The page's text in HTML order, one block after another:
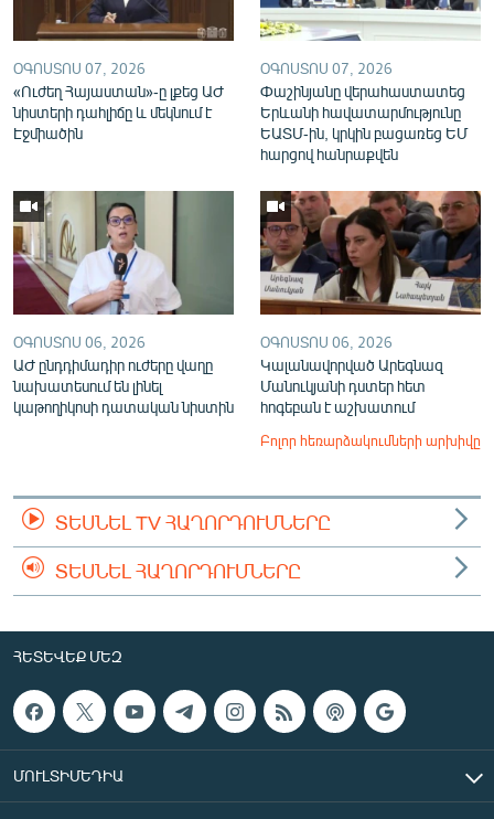
ՕԳՈՍՏՈՍ 07, 2026
«Ուժեղ Հայաստան»-ը լքեց ԱԺ
նիստերի դահլիճը և մեկնում է
Էջմիածին
ՕԳՈՍՏՈՍ 07, 2026
Փաշինյանը վերահաստատեց
Երևանի հավատարմությունը
ԵԱՏՄ-ին, կրկին բացառեց ԵՄ
հարցով հանրաքվեն
ՕԳՈՍՏՈՍ 06, 2026
ԱԺ ընդդիմադիր ուժերը վաղը
նախատեսում են լինել
կաթողիկոսի դատական նիստին
ՕԳՈՍՏՈՍ 06, 2026
Կալանավորված Արեգնազ
Մանուկյանի դստեր հետ
հոգեբան է աշխատում
Բոլոր հեռարձակումների արխիվը
ՏԵՍՆԵԼ TV ՀԱՂՈՐԴՈՒՄՆԵՐԸ
ՏԵՍՆԵԼ ՀԱՂՈՐԴՈՒՄՆԵՐԸ
ՀԵՏԵՎԵՔ ՄԵԶ
ՄՈՒԼՏԻՄԵԴԻԱ